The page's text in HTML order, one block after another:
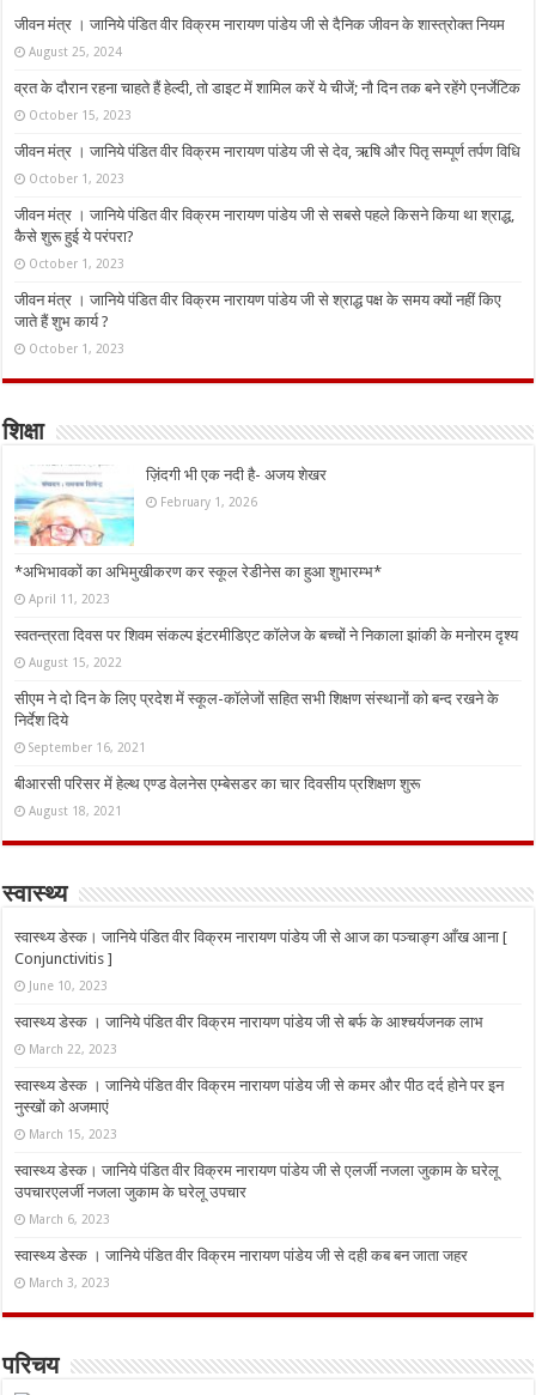
जीवन मंत्र । जानिये पंडित वीर विक्रम नारायण पांडेय जी से दैनिक जीवन के शास्त्रोक्त नियम
August 25, 2024
व्रत के दौरान रहना चाहते हैं हेल्दी, तो डाइट में शामिल करें ये चीजें; नौ दिन तक बने रहेंगे एनर्जेटिक
October 15, 2023
जीवन मंत्र । जानिये पंडित वीर विक्रम नारायण पांडेय जी से देव, ऋषि और पितृ सम्पूर्ण तर्पण विधि
October 1, 2023
जीवन मंत्र । जानिये पंडित वीर विक्रम नारायण पांडेय जी से सबसे पहले किसने किया था श्राद्ध,
कैसे शुरू हुई ये परंपरा?
October 1, 2023
जीवन मंत्र । जानिये पंडित वीर विक्रम नारायण पांडेय जी से श्राद्ध पक्ष के समय क्यों नहीं किए
जाते हैं शुभ कार्य ?
October 1, 2023
शिक्षा
ज़िंदगी भी एक नदी है- अजय शेखर
February 1, 2026
*अभिभावकों का अभिमुखीकरण कर स्कूल रेडीनेस का हुआ शुभारम्भ*
April 11, 2023
स्वतन्त्रता दिवस पर शिवम संकल्प इंटरमीडिएट कॉलेज के बच्चों ने निकाला झांकी के मनोरम दृश्य
August 15, 2022
सीएम ने दो दिन के लिए प्रदेश में स्कूल-कॉलेजों सहित सभी शिक्षण संस्थानों को बन्द रखने के
निर्देश दिये
September 16, 2021
बीआरसी परिसर में हेल्थ एण्ड वेलनेस एम्बेसडर का चार दिवसीय प्रशिक्षण शुरू
August 18, 2021
स्वास्थ्य
स्वास्थ्य डेस्क। जानिये पंडित वीर विक्रम नारायण पांडेय जी से आज का पञ्चाङ्ग आँख आना [
Conjunctivitis ]
June 10, 2023
स्वास्थ्य डेस्क । जानिये पंडित वीर विक्रम नारायण पांडेय जी से बर्फ के आश्चर्यजनक लाभ
March 22, 2023
स्वास्थ्य डेस्क । जानिये पंडित वीर विक्रम नारायण पांडेय जी से कमर और पीठ दर्द होने पर इन
नुस्‍खों को अजमाएं
March 15, 2023
स्वास्थ्य डेस्क। जानिये पंडित वीर विक्रम नारायण पांडेय जी से एलर्जी नजला जुकाम के घरेलू
उपचारएलर्जी नजला जुकाम के घरेलू उपचार
March 6, 2023
स्वास्थ्य डेस्क । जानिये पंडित वीर विक्रम नारायण पांडेय जी से दही कब बन जाता जहर
March 3, 2023
परिचय